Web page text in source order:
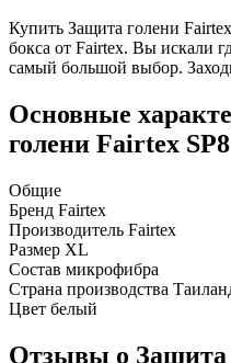
Купить Защита голени
бокса от Fairtex. Вы искали
самый большой выбор.
Основные
голени Fairtex
Общие
Бренд Fairtex
Производитель Fairtex
Размер XL
Состав микрофибра
Страна производства
Цвет белый
Отзывы о Защита